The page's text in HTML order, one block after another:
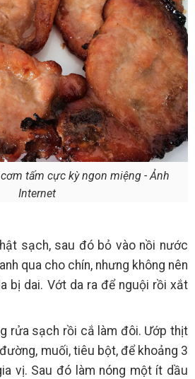
tấm cực kỳ ngon miệng - Ảnh
Internet
sạch, sau đó bỏ vào nồi nước
qua cho chín, nhưng không nên
bị dai. Vớt da ra để nguội rồi xắt
rửa sạch rồi cắ làm đôi. Ướp thịt
muối, tiêu bột, để khoảng 3
vị. Sau đó làm nóng một ít dầu